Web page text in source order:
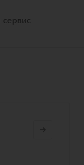
сервис